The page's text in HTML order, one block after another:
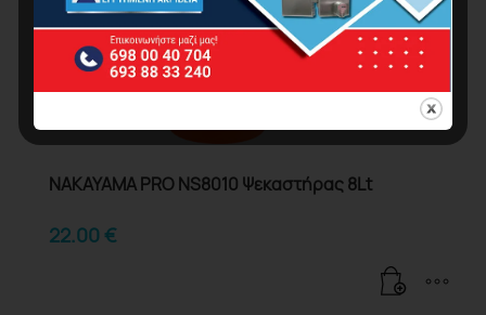
NAKAYAMA PRO NS8010 Ψεκαστήρας 8Lt
22.00€